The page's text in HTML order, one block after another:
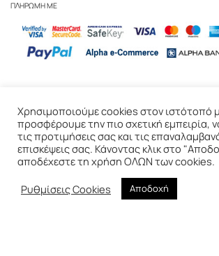
ΠΛΗΡΩΜΗ ΜΕ
Business Inquiries- Αναγόμωση & Ανακύκλωση
Κεριών
Πολιτική Απορρήτου-Πολιτική Cookies -
Όροι Χρήσης
© 2020 WAKS Candles, Αθήνα,
Χρησιμοποιούμε cookies στον ιστότοπό
προσφέρουμε την πιο σχετική εμπειρία,
τις προτιμήσεις σας και τις
επισκέψεις σας. Κάνοντας κλικ στο
αποδέχεστε τη χρήση ΟΛΩΝ των cookies.
Ρυθμίσεις Cookies
Αποδοχή